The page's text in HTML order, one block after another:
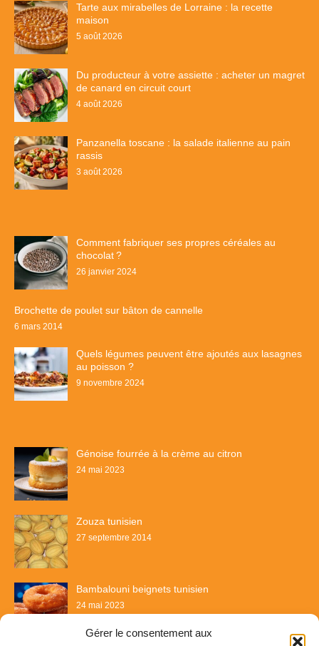
Gérer le consentement aux
Tarte aux mirabelles de Lorraine : la recette
maison
5 août 2026
Du producteur à votre assiette : acheter un magret
de canard en circuit court
4 août 2026
Panzanella toscane : la salade italienne au pain
rassis
3 août 2026
Comment fabriquer ses propres céréales au
chocolat ?
26 janvier 2024
Brochette de poulet sur bâton de cannelle
6 mars 2014
Quels légumes peuvent être ajoutés aux lasagnes
au poisson ?
9 novembre 2024
Génoise fourrée à la crème au citron
24 mai 2023
Zouza tunisien
27 septembre 2014
Bambalouni beignets tunisien
24 mai 2023